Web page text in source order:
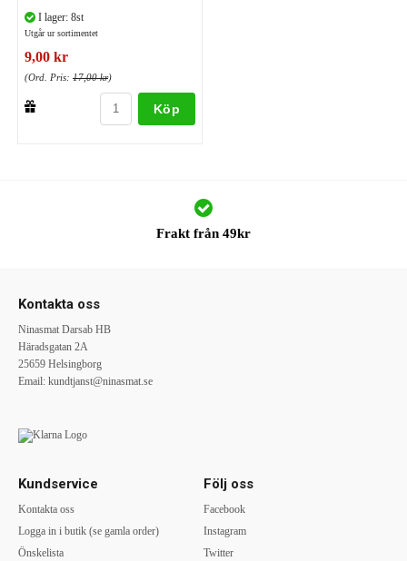
I lager: 8st
Utgår ur sortimentet
9,00 kr
(Ord. Pris: 17,00 kr)
Köp
Frakt från 49kr
Kontakta oss
Ninasmat Darsab HB
Häradsgatan 2A
25659 Helsingborg
Email: kundtjanst@ninasmat.se
Kundservice
Kontakta oss
Logga in i butik (se gamla order)
Önskelista
Följ oss
Facebook
Instagram
Twitter